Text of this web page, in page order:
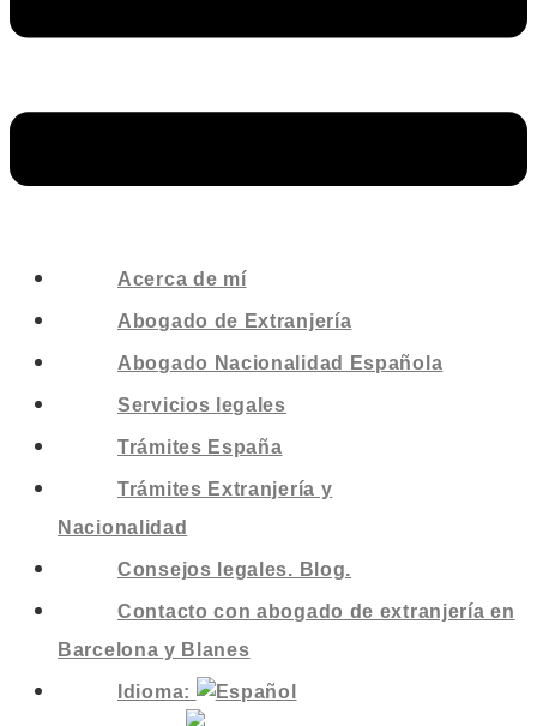
Acerca de mí
Abogado de Extranjería
Abogado Nacionalidad Española
Servicios legales
Trámites España
Trámites Extranjería y
Nacionalidad
Consejos legales. Blog.
Contacto con abogado de extranjería en
Barcelona y Blanes
Idioma: